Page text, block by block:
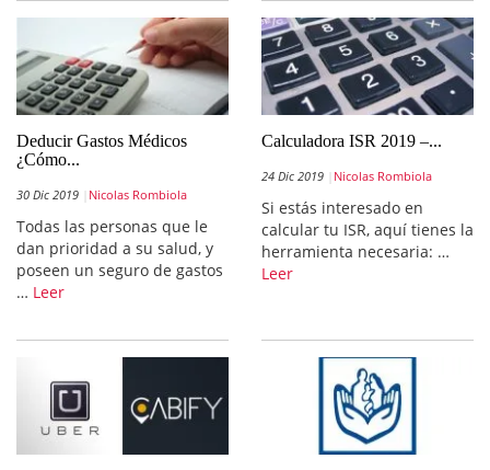
Deducir Gastos Médicos
¿Cómo...
30 Dic 2019 Nicolas Rombiola
Todas las personas que le
dan prioridad a su salud, y
poseen un seguro de gastos
… Leer
Calculadora ISR 2019 –...
24 Dic 2019 Nicolas Rombiola
Si estás interesado en
calcular tu ISR, aquí tienes la
herramienta necesaria: …
Leer